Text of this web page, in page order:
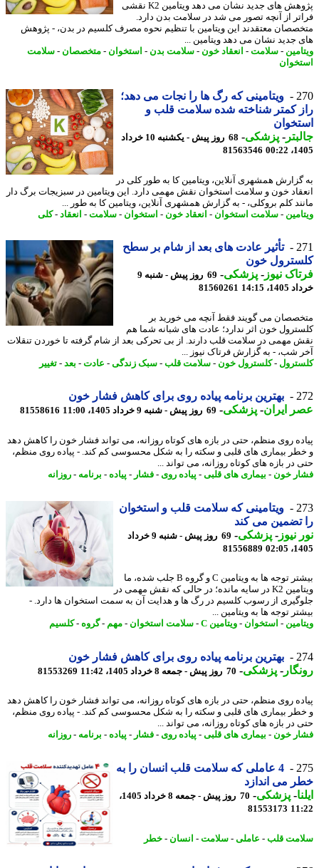
پژوهش های جدید نشان می دهد ویتامین K2 نقشی
از آنچه تصور می شد در سلامت بدن دارد.
معتقدند این ویتامین با تنظیم نحوه مصرف کلسیم در بدن، - پژوهش
جدید نشان می دهد ویتامین ...
-سلامت-انعقاد خون-سلامت بدن -استخوان- متخصصان-سلامت
ویتامینی که رگ ها را نجات می دهد؛
کمتر شناخته شده سلامت قلب و
-پزشکی-
68 روز پیش - یکشنبه 10 خرداد
81563546
همشهری آنلاین، ویتامین کا به طور کلی در
خون و سلامت استخوان نقش مهمی دارد. این ویتامین در سبزیجات برگ دار
کلم بروکلی، - به گزارش همشهری آنلاین، ویتامین کا به طور ...
-سلامت استخوان- انعقاد خون-استخوان- سلامت-انعقاد-کلی
تأثیر عادت های بعد از شام بر سطح
خون
نیوز-پزشکی-
69 روز پیش - شنبه 9
14:15
81560261
می گویند فقط آنچه می خورید بر
خون اثر ندارد؛ عادت های شبانه شما هم
مهمی در سلامت قلب دارند. از بی تحرکی بعد از شام گرفته تا خوردن تنقلات
شب، - به گزارش فرتاک نیوز ...
-کلسترول خون-سلامت قلب -سبک زندگی-عادت-بعد -تغییر
بهترین برنامه پیاده روی برای کاهش فشار خون
ایران- پزشکی-69 روز پیش - شنبه 9 خرداد 1405، 11:00 81558616
روی منظم، حتی در بازه های کوتاه روزانه، می تواند فشار خون را کاهش دهد
بیماری های قلبی و سکته را به شکل محسوسی کم کند. - پیاده روی منظم،
در بازه های کوتاه روزانه، می تواند ...
خون-بیماری های قلبی-پیاده روی -فشار-پیاده -برنامه -روزانه
ویتامینی که سلامت قلب و استخوان
تضمین می کند
نیوز-پزشکی-
69 روز پیش - شنبه 9 خرداد
81556889
بیشتر توجه ها به ویتامین C و گروه B جلب شده، ما
ویتامین K2 در سایه مانده؛ در حالی که نقش مهمی در
از رسوب کلسیم در رگ ها و هدایت آن به سمت استخوان ها دارد. -
توجه ها به ویتامین ...
-استخوان- ویتامین C -سلامت استخوان- مهم -گروه- کلسیم
بهترین برنامه پیاده روی برای کاهش فشار خون
-پزشکی-70 روز پیش - جمعه 8 خرداد 1405، 11:42 81553269
روی منظم، حتی در بازه های کوتاه روزانه، می تواند فشار خون را کاهش دهد
بیماری های قلبی و سکته را به شکل محسوسی کم کند. - پیاده روی منظم،
در بازه های کوتاه روزانه، می تواند ...
خون-بیماری های قلبی-پیاده روی -فشار-پیاده -برنامه -روزانه
4 عاملی که سلامت قلب انسان را به
می اندازد
-پزشکی-
70 روز پیش - جمعه 8 خرداد 1405،
81553173
قلب -عاملی-سلامت-انسان-خطر